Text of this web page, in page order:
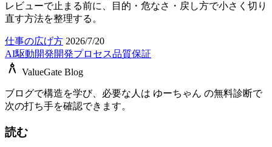
レビューで止まる前に、目的・危なさ・戻し方で小さく切り
直す方法を整理する。
仕事の広げ方 2026/7/20
AI駆動開発開発プロセス品質保証
architecture ValueGate Blog
ブログで構造を学び、必要な人は ゆーちゃん の無料診断で
次の打ち手を確認できます。
読む